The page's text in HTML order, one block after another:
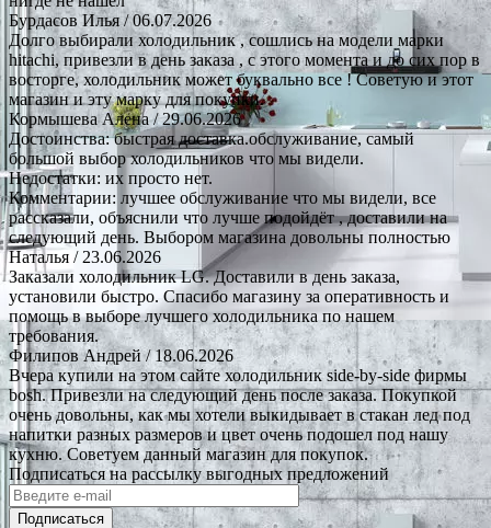
Бурдасов Илья/ 06.07.2026
Долго выбирали холодильник , сошлись на модели марки
hitachi, привезли в день заказа , с этого момента и до сих пор в
восторге, холодильник может буквально все ! Советую и этот
магазин и эту марку для покупки.
Кормышева Алена/ 29.06.2026
Достоинства: быстрая доставка.обслуживание, самый
большой выбор холодильников что мы видели.
Недостатки: их просто нет.
Комментарии: лучшее обслуживание что мы видели, все
рассказали, объяснили что лучше подойдёт , доставили на
следующий день. Выбором магазина довольны полностью
Наталья / 23.06.2026
Заказали холодильник LG. Доставили в день заказа,
установили быстро. Спасибо магазину за оперативность и
помощь в выборе лучшего холодильника по нашем
требования.
Филипов Андрей/ 18.06.2026
Вчера купили на этом сайте холодильник side-by-side фирмы
bosh. Привезли на следующий день после заказа. Покупкой
очень довольны, как мы хотели выкидывает в стакан лед под
напитки разных размеров и цвет очень подошел под нашу
кухню. Советуем данный магазин для покупок.
Подписаться на рассылку выгодных предложений
Подписаться